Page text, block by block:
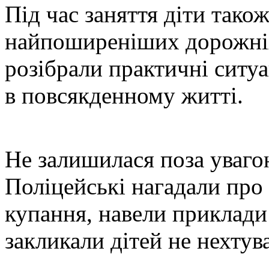
Під час заняття діти
найпоширеніших
розібрали практичні
в повсякденному житті.
Не залишилася поза
Поліцейські нагадали
купання, навели
закликали дітей не